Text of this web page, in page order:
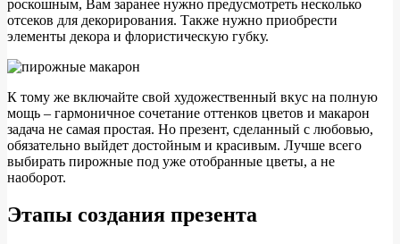
роскошным, Вам заранее нужно предусмотреть несколько
отсеков для декорирования. Также нужно приобрести
элементы декора и флористическую губку.
К тому же включайте свой художественный вкус на полную
мощь – гармоничное сочетание оттенков цветов и макарон
задача не самая простая. Но презент, сделанный с любовью,
обязательно выйдет достойным и красивым. Лучше всего
выбирать пирожные под уже отобранные цветы, а не
наоборот.
Этапы создания презента